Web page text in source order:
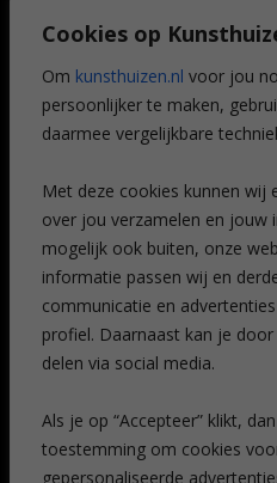
Cookies op
Om kunsthuizen.nl voor jou
persoonlijker te maken,
daarmee vergelijkbare
Met deze cookies kunnen wij
over jou verzamelen en jouw
mogelijk ook buiten, onze
informatie passen wij en
communicatie en
profiel. Daarnaast kan je
delen via social media.
Als je op “Accepteer” klikt,
toestemming om cookies
gepersonaliseerde
Voordelen
Veelgestelde vragen
CONTACT
Leiden
Amsterdam
Breda
Favorieten
Mijn art alert
NIEUWSBRIEF